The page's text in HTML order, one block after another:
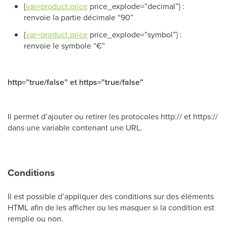
{var=product.price price_explode=”decimal”} :
renvoie la partie décimale “90”
{var=product.price price_explode=”symbol”} :
renvoie le symbole “€”
http=”true/false” et https=”true/false”
Il permet d’ajouter ou retirer les protocoles http:// et https://
dans une variable contenant une URL.
Conditions
Il est possible d’appliquer des conditions sur des éléments
HTML afin de les afficher ou les masquer si la condition est
remplie ou non.